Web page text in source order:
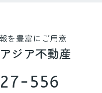
を豊富にご用意
ジア不動産
556